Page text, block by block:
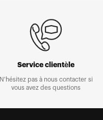
Service clientèle
N'hésitez pas à nous contacter si
vous avez des questions